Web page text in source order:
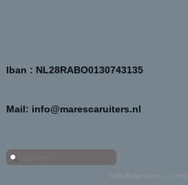
Iban : NL28RABO0130743135
Mail: info@marescaruiters.nl
838939
bezoekers - 2 online